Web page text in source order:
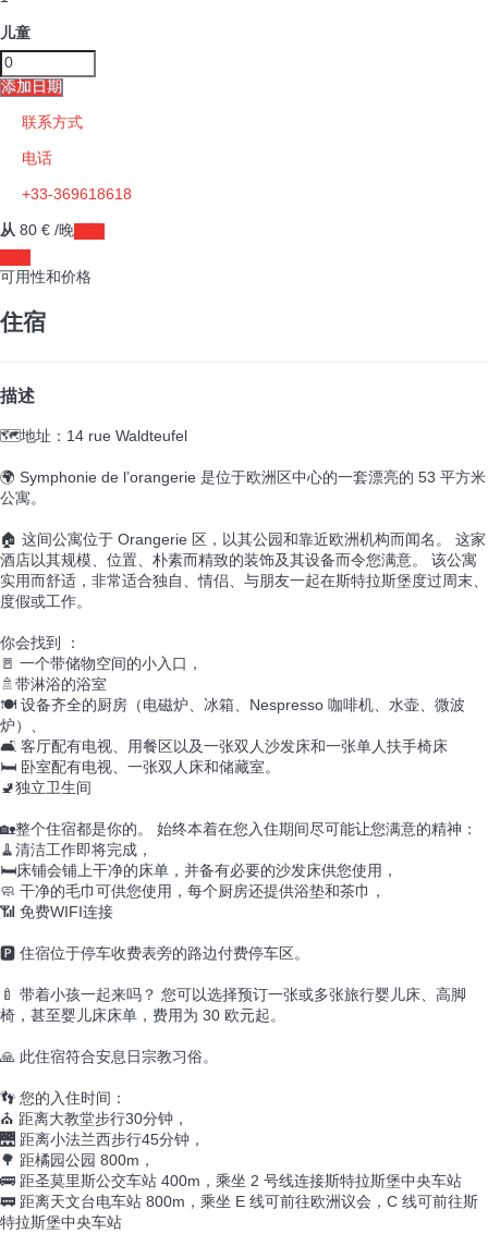
儿童
添加日期
联系方式
电话
+33-369618618
从80 € /晚
可用性和价格
住宿
描述
🗺️地址：14 rue Waldteufel
🌍 Symphonie de l’orangerie 是位于欧洲区中心的一套漂亮的 53 平方米
公寓。
🏠 这间公寓位于 Orangerie 区，以其公园和靠近欧洲机构而闻名。 这家
酒店以其规模、位置、朴素而精致的装饰及其设备而令您满意。 该公寓
实用而舒适，非常适合独自、情侣、与朋友一起在斯特拉斯堡度过周末、
度假或工作。
你会找到 ：
🚪 一个带储物空间的小入口，
🚿带淋浴的浴室
🍽️ 设备齐全的厨房（电磁炉、冰箱、Nespresso 咖啡机、水壶、微波
炉）、
🛋️ 客厅配有电视、用餐区以及一张双人沙发床和一张单人扶手椅床
🛏️ 卧室配有电视、一张双人床和储藏室。
🚽独立卫生间
🏡整个住宿都是你的。 始终本着在您入住期间尽可能让您满意的精神：
🧹清洁工作即将完成，
🛏️床铺会铺上干净的床单，并备有必要的沙发床供您使用，
🧼 干净的毛巾可供您使用，每个厨房还提供浴垫和茶巾，
📶 免费WIFI连接
🅿️ 住宿位于停车收费表旁的路边付费停车区。
🍼 带着小孩一起来吗？ 您可以选择预订一张或多张旅行婴儿床、高脚
椅，甚至婴儿床床单，费用为 30 欧元起。
🙏 此住宿符合安息日宗教习俗。
👣 您的入住时间：
⛪ 距离大教堂步行30分钟，
🌉 距离小法兰西步行45分钟，
🌳 距橘园公园 800m，
🚌 距圣莫里斯公交车站 400m，乘坐 2 号线连接斯特拉斯堡中央车站
🚃 距离天文台电车站 800m，乘坐 E 线可前往欧洲议会，C 线可前往斯
特拉斯堡中央车站